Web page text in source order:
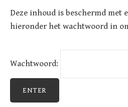
Deze inhoud is beschermd met
hieronder het wachtwoord in
Wachtwoord: